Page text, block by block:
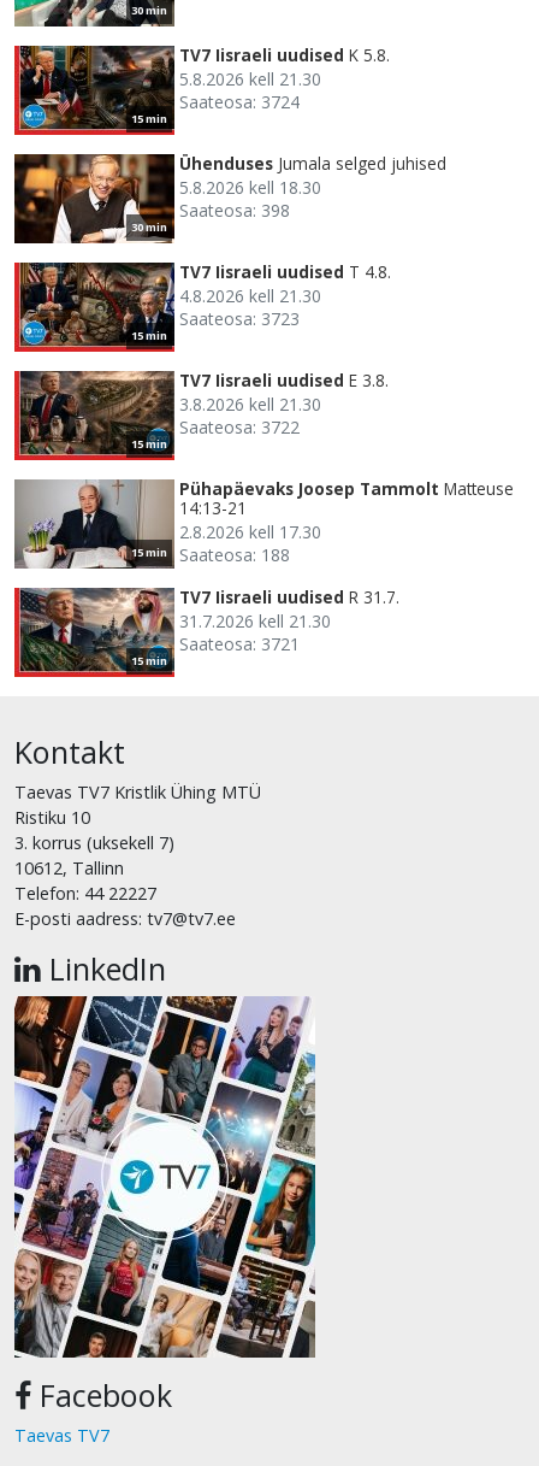
30 min
15 min
TV7 Iisraeli uudised K 5.8.
5.8.2026 kell 21.30
Saateosa: 3724
30 min
Ühenduses Jumala selged juhised
5.8.2026 kell 18.30
Saateosa: 398
15 min
TV7 Iisraeli uudised T 4.8.
4.8.2026 kell 21.30
Saateosa: 3723
15 min
TV7 Iisraeli uudised E 3.8.
3.8.2026 kell 21.30
Saateosa: 3722
15 min
Pühapäevaks Joosep Tammolt Matteuse
14:13-21
2.8.2026 kell 17.30
Saateosa: 188
15 min
TV7 Iisraeli uudised R 31.7.
31.7.2026 kell 21.30
Saateosa: 3721
Kontakt
Taevas TV7 Kristlik Ühing MTÜ
Ristiku 10
3. korrus (uksekell 7)
10612, Tallinn
Telefon: 44 22227
E-posti aadress: tv7@tv7.ee
LinkedIn
Facebook
Taevas TV7